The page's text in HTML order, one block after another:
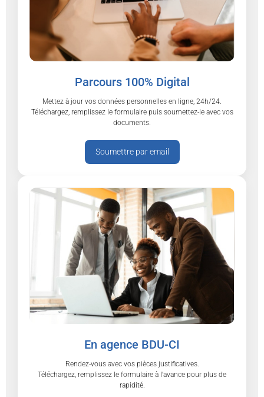
Parcours 100% Digital
Mettez à jour vos données personnelles en ligne, 24h/24.
Téléchargez, remplissez le formulaire puis soumettez-le avec vos
documents.
Soumettre par email
En agence BDU-CI
Rendez-vous avec vos pièces justificatives.
Téléchargez, remplissez le formulaire à l’avance pour plus de
rapidité.